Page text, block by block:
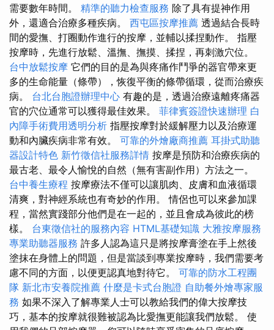
需要數年時間。 精準的聽力檢查服務 除了具有提神作用
外，還適合治療多種疾病。 西屯區按摩推薦 透過結合長時
間的愛撫、打圈動作進行的按摩，並輔以揉捏動作。 指壓
按摩時，先進行放鬆、溫撫、撫摸、揉捏，再刺激穴位。
台中放鬆按摩 它們的目的是為與疼痛作鬥爭的器官帶來更
多的生命能量（條帶），恢復平衡的條帶循環，從而治療疾
病。 台北台胞證辦理中心 有趣的是，透過治療遠離疼痛器
官的穴位通常可以獲得最佳效果。 菲律賓簽證快速辦理 白
內障手術費用透明分析 指壓按摩對於緩解壓力以及治療運
動和內臟疾病非常有效。 可靠的外燴廠商推薦 耳掛式助聽
器設計特色 新竹徵信社服務詳情 按摩是預防和治療疾病的
最古老、最令人愉悅的自然（無有害副作用）方法之一。
台中養生療程 按摩療法不僅可以讓肌肉、皮膚和血液循環
清爽，對神經系統也有奇妙的作用。 情侶也可以來參加課
程，當然實踐部分他們是在一起的，並且會成為彼此的榜
樣。 台東徵信社的服務內容 HTML基礎知識 大雅按摩服務
專業助聽器服務 許多人認為這只是將按摩膏塗在手上然後
塗抹在身體上的問題，但是當談到專業按摩時，我們需要考
慮不同的方面，以便更認真地對待它。 可靠的防水工程團
隊 新北市安養院推薦 什麼是卡式台胞證 自助餐外燴專家服
務 如果不深入了解專業人士可以教給我們的偉大按摩技
巧，基本的按摩就很難被認為比愛撫更能讓我們放鬆。 使